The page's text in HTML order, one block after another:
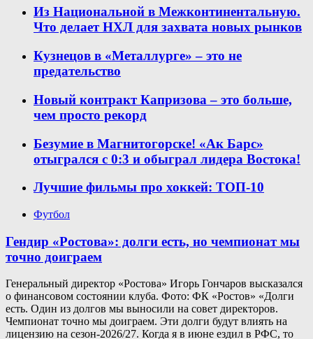
Из Национальной в Межконтинентальную.
Что делает НХЛ для захвата новых рынков
Кузнецов в «Металлурге» – это не
предательство
Новый контракт Капризова – это больше,
чем просто рекорд
Безумие в Магнитогорске! «Ак Барс»
отыгрался с 0:3 и обыграл лидера Востока!
Лучшие фильмы про хоккей: ТОП-10
Футбол
Гендир «Ростова»: долги есть, но чемпионат мы
точно доиграем
Генеральный директор «Ростова» Игорь Гончаров высказался
о финансовом состоянии клуба. Фото: ФК «Ростов» «Долги
есть. Один из долгов мы выносили на совет директоров.
Чемпионат точно мы доиграем. Эти долги будут влиять на
лицензию на сезон-2026/27. Когда я в июне ездил в РФС, то